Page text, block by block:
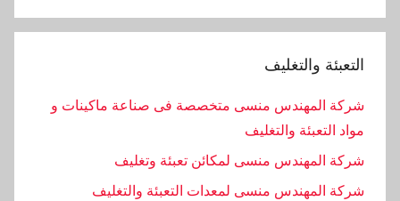
التعبئة والتغليف
شركة المهندس منسى متخصصة فى صناعة ماكينات و
مواد التعبئة والتغليف
شركة المهندس منسى لمكائن تعبئة وتغليف
شركة المهندس منسى لمعدات التعبئة والتغليف